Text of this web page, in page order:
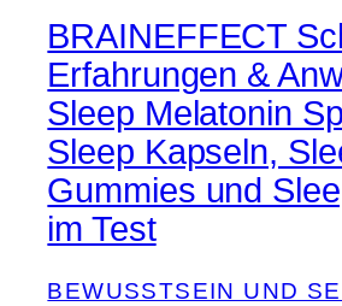
BRAINEFFECT
Erfahrungen &
Sleep Melatonin
Sleep Kapseln,
Gummies und
im Test
BEWUSSTSEIN UND